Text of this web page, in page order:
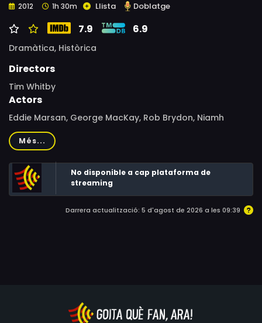
2012 1h 30m Llista Doblatge
7.9 6.9
Dramàtica, Històrica
Directors
Tim Whitby
Actors
Eddie Marsan, George MacKay, Rob Brydon, Niamh
Cusack, Richard McCabe, Nicholas Jones, Tristan
Sturrock, Tracy-Ann Oberman
Més...
No disponible a cap plataforma de
streaming
Darrera actualització: 5 d'agost de 2026 a les 09:39